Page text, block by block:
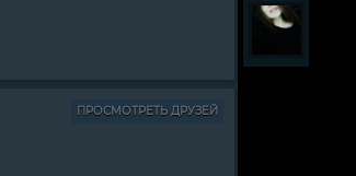
ПРОСМОТРЕТЬ ДРУЗЕЙ